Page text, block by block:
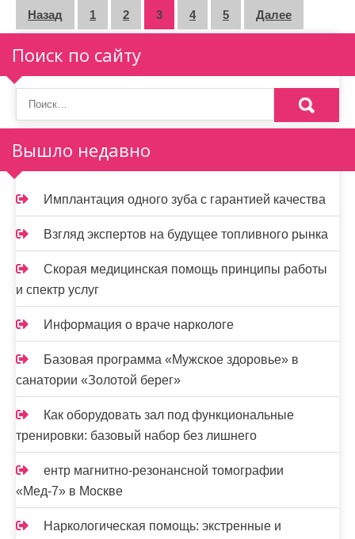
П
а
г
и
н
а
ц
и
я
з
а
п
и
с
е
й
Назад 1 2 3 4 5 Далее
Поиск по сайту
Вышло недавно
Имплантация одного зуба с гарантией качества
Взгляд экспертов на будущее топливного рынка
Скорая медицинская помощь принципы работы
и спектр услуг
Информация о враче наркологе
Базовая программа «Мужское здоровье» в
санатории «Золотой берег»
Как оборудовать зал под функциональные
тренировки: базовый набор без лишнего
ентр магнитно-резонансной томографии
«Мед-7» в Москве
Наркологическая помощь: экстренные и